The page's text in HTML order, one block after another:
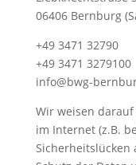
06406 Bernburg
+49 3471 32790
+49 3471 3279100
info@bwg-
Wir weisen
im Internet (z.B.
Sicherheitslücken